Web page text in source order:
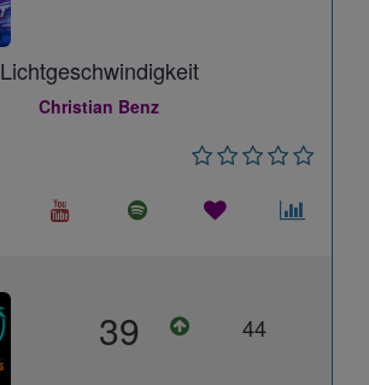
Lichtgeschwindigkeit
Christian Benz
39 44